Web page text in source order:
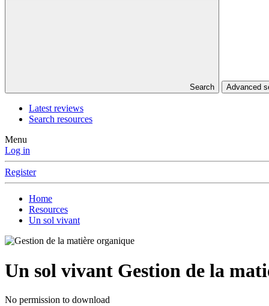
Search Advanced
Latest reviews
Search resources
Menu
Log in
Register
Home
Resources
Un sol vivant
Un sol vivant Gestion de la
No permission to download